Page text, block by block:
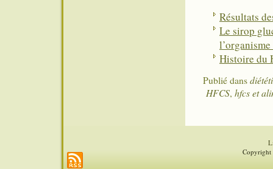
Résultats
Le sirop
Histoire du
Publié dans
HFCS, hfcs et
Copyright